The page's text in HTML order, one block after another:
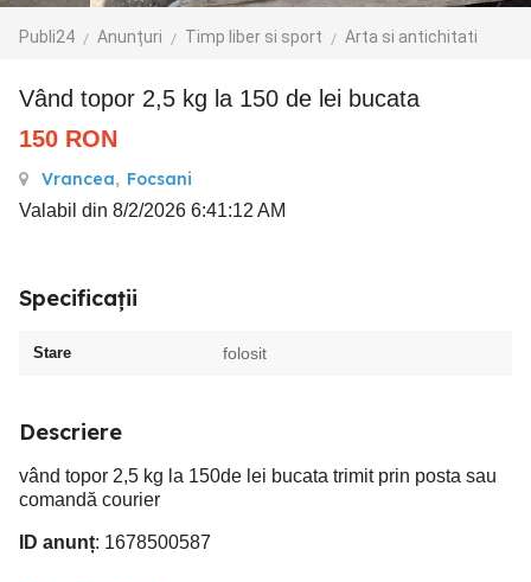
Publi24 Anunțuri Timp liber si sport Arta si antichitati
vând topor 2,5 kg la 150 de lei bucata
150 RON
Vrancea, Focsani
Valabil din 8/2/2026 6:41:12 AM
Specificații
Stare folosit
Descriere
vând topor 2,5 kg la 150de lei bucata trimit prin posta sau
comandă courier
ID anunț: 1678500587